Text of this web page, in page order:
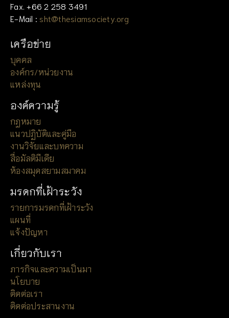
Fax. +66 2 258 3491
E-Mail : sht@thesiamsociety.org
เครือข่าย
บุคคล
องค์กร/หน่วยงาน
แหล่งทุน
องค์ความรู้
กฎหมาย
แนวปฏิบัติและคู่มือ
งานวิจัยและบทความ
สื่อมัลติมีเดีย
ห้องสมุดสยามสมาคม
มรดกที่เฝ้าระวัง
รายการมรดกที่เฝ้าระวัง
แผนที่
แจ้งปัญหา
เกี่ยวกับเรา
ภารกิจและความเป็นมา
นโยบาย
ติดต่อเรา
ติดต่อประสานงาน